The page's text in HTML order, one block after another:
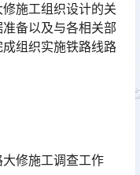
施工组织设计的关
备以及与各相关部
组织实施铁路线路
修施工调查工作